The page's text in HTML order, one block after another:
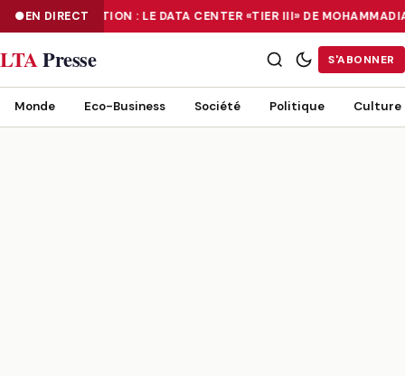
EN DIRECT
NUMÉRISATION : LE DATA CENTER «TIER III» DE
NUMÉRISATION : LE DATA CENTER «TIER III» DE MOHAMMADIA, UN
LTAPresse S'ABONNER
Monde Eco-Business Société Politique Culture